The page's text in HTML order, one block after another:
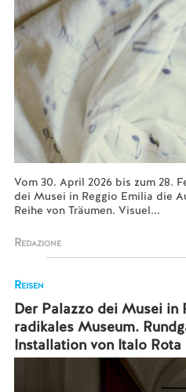
Vom 30. April 2026 bis zum 28.
dei Musei in Reggio Emilia die
Reihe von Träumen. Visuel...
Redazione
Reisen
Der Palazzo dei Musei in
radikales Museum.
Installation von Italo Rota